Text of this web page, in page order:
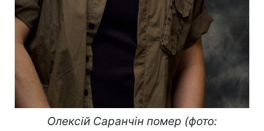
Олексій Саранчін помер (фото: